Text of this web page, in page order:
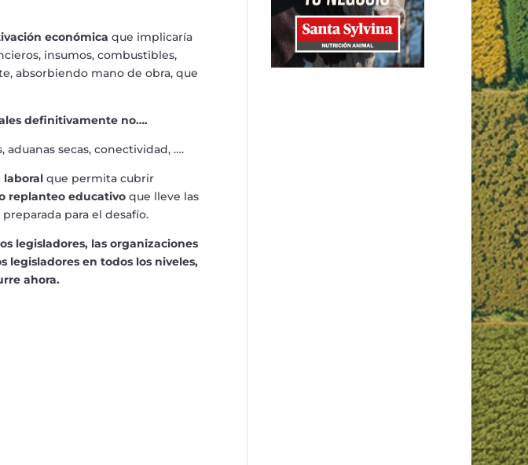
ón económica que implicaría
insumos, combustibles,
absorbiendo mano de obra, que
definitivamente no….
aduanas secas, conectividad, ….
que permita cubrir
replanteo educativo que lleve las
preparada para el desafío.
legisladores, las organizaciones
legisladores en todos los niveles,
ahora.